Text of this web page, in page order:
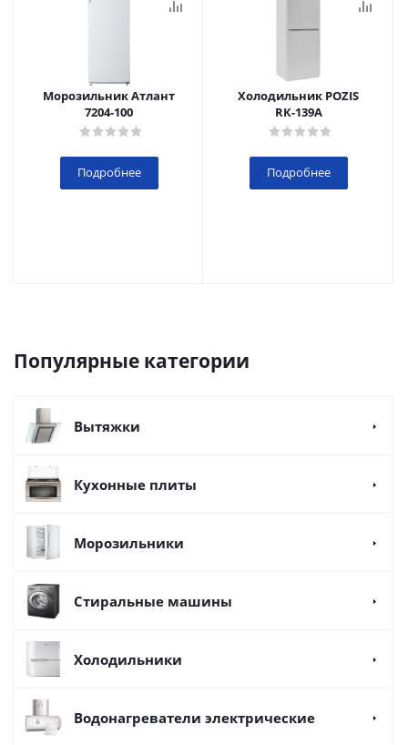
Морозильник Атлант
7204-100
Подробнее
Холодильник POZIS
RК-139А
Подробнее
Популярные категории
Вытяжки
Кухонные плиты
Морозильники
Стиральные машины
Холодильники
Водонагреватели электрические